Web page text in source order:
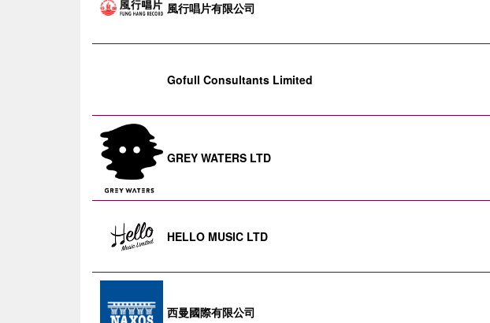
風行唱片有限公司
Gofull Consultants Limited
GREY WATERS LTD
HELLO MUSIC LTD
西曼國際有限公司